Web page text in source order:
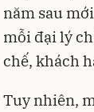
năm sau
mỗi đại lý
chế, khách
Tuy nhiên,